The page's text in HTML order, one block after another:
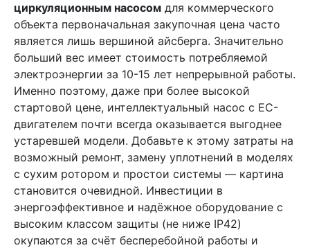
циркуляционным насосом для коммерческого
объекта первоначальная закупочная цена часто
является лишь вершиной айсберга. Значительно
больший вес имеет стоимость потребляемой
электроэнергии за 10-15 лет непрерывной работы.
Именно поэтому, даже при более высокой
стартовой цене, интеллектуальный насос с EC-
двигателем почти всегда оказывается выгоднее
устаревшей модели. Добавьте к этому затраты на
возможный ремонт, замену уплотнений в моделях
с сухим ротором и простои системы — картина
становится очевидной. Инвестиции в
энергоэффективное и надёжное оборудование с
высоким классом защиты (не ниже IP42)
окупаются за счёт бесперебойной работы и